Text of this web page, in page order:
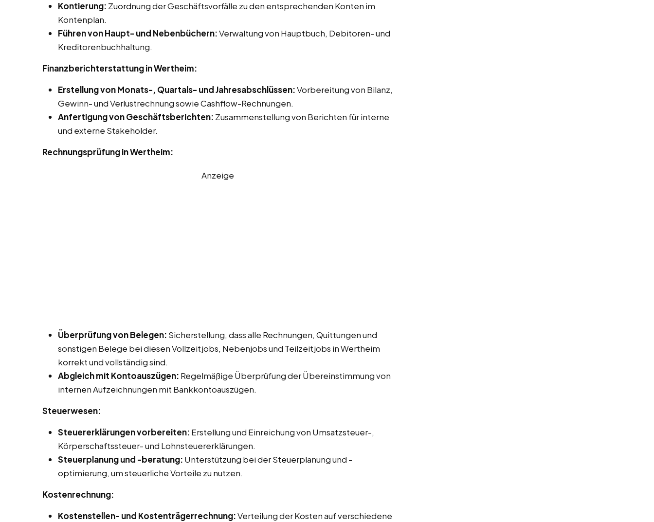
Kontierung: Zuordnung der Geschäftsvorfälle zu den entsprechenden Konten im
Kontenplan.
Führen von Haupt- und Nebenbüchern:Verwaltung von Hauptbuch, Debitoren- und
Kreditorenbuchhaltung.
Finanzberichterstattung in Wertheim:
Erstellung von Monats-, Quartals- und Jahresabschlüssen:Vorbereitung von Bilanz,
Gewinn- und Verlustrechnung sowie Cashflow-Rechnungen.
Anfertigung von Geschäftsberichten: Zusammenstellung von Berichten für interne
und externe Stakeholder.
Rechnungsprüfung in Wertheim:
Anzeige
Überprüfung von Belegen: Sicherstellung, dass alle Rechnungen, Quittungen und
sonstigen Belege bei diesen Vollzeitjobs, Nebenjobs und Teilzeitjobs in Wertheim
korrekt und vollständig sind.
Abgleich mit Kontoauszügen: Regelmäßige Überprüfung der Übereinstimmung von
internen Aufzeichnungen mit Bankkontoauszügen.
Steuerwesen:
Steuererklärungen vorbereiten: Erstellung und Einreichung von Umsatzsteuer-,
Körperschaftssteuer- und Lohnsteuererklärungen.
Steuerplanung und -beratung: Unterstützung bei der Steuerplanung und -
optimierung, um steuerliche Vorteile zu nutzen.
Kostenrechnung:
Kostenstellen- und Kostenträgerrechnung:Verteilung der Kosten auf verschiedene